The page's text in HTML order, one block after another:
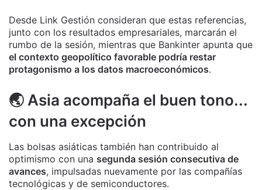
Desde Link Gestión consideran que estas referencias,
junto con los resultados empresariales, marcarán el
rumbo de la sesión, mientras que Bankinter apunta que
el contexto geopolítico favorable podría restar
protagonismo a los datos macroeconómicos.
🌏 Asia acompaña el buen tono...
con una excepción
Las bolsas asiáticas también han contribuido al
optimismo con una segunda sesión consecutiva de
avances, impulsadas nuevamente por las compañías
tecnológicas y de semiconductores.